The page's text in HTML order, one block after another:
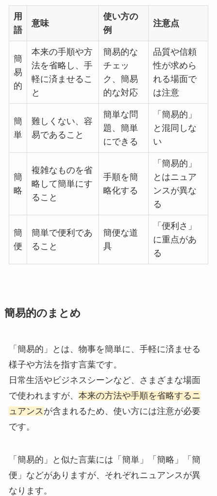
用
語
意味
使い方の
例
注意点
簡
易
的
本来の手順や方
法を省略し、手
軽に済ませるこ
と
簡易的な
チェッ
ク、簡易
的な対応
品質や信頼
性が求めら
れる場面で
は注意
簡
単
難しくない、容
易であること
簡単な問
題、簡単
にできる
「簡易的」
と混同しな
い
簡
略
複雑なものを省
略して簡単にす
ること
手順を簡
略化する
「簡易的」
とはニュア
ンスが異な
る
簡
便
簡単で便利であ
ること
簡便な道
具
「便利さ」
に重点があ
る
簡易的のまとめ
「簡易的」とは、物事を簡単に、手軽に済ませる
様子や方法を指す言葉です。
日常生活やビジネスシーンなど、さまざまな場面
で使われますが、 本来の方法や手順を省略するニ
ュアンスが含まれるため、使い方には注意が必要
です。
「簡易的」と似た言葉には「簡単」「簡略」「簡
便」などがありますが、それぞれニュアンスが異
なります。